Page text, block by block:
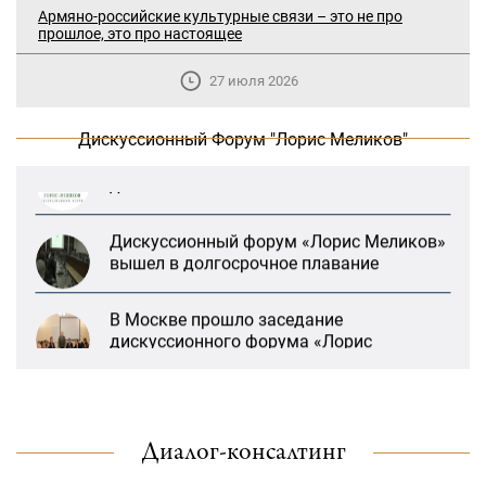
Армяно-российские культурные связи – это не про
прошлое, это про настоящее
27 июля 2026
Дискуссионный Форум "Лорис Меликов"
В Москве прошло заседание
дискуссионного форума «Лорис
Меликов» на тему: «ООН и
предотвращение геноцидов»
«Лорис Меликов» начинает свою
деятельность
Дискуссионный форум «Лорис Меликов»
вышел в долгосрочное плавание
В Москве прошло заседание
дискуссионного форума «Лорис
Меликов» на тему: «ООН и
предотвращение геноцидов»
Диалог-консалтинг